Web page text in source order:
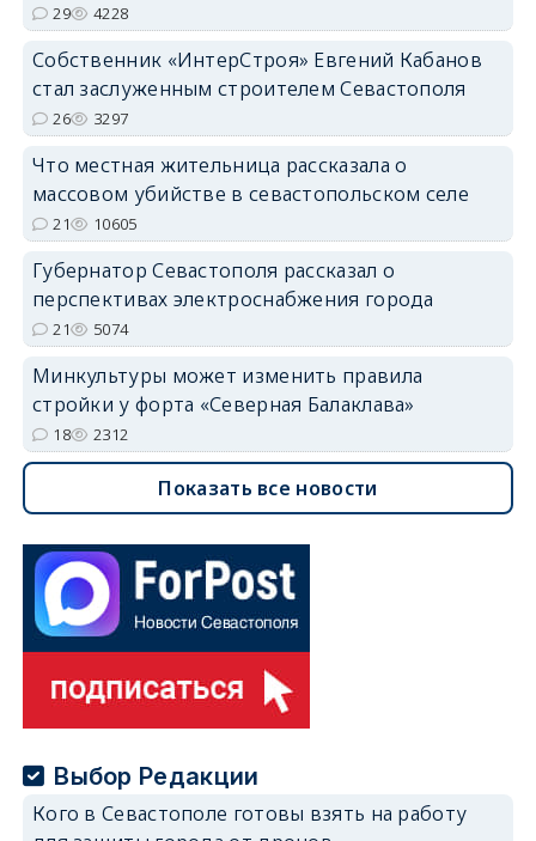
29 4228
Собственник «ИнтерСтроя» Евгений Кабанов
стал заслуженным строителем Севастополя
26 3297
Что местная жительница рассказала о
массовом убийстве в севастопольском селе
21 10605
Губернатор Севастополя рассказал о
перспективах электроснабжения города
21 5074
Минкультуры может изменить правила
стройки у форта «Северная Балаклава»
18 2312
Показать все новости
Выбор Редакции
Кого в Севастополе готовы взять на работу